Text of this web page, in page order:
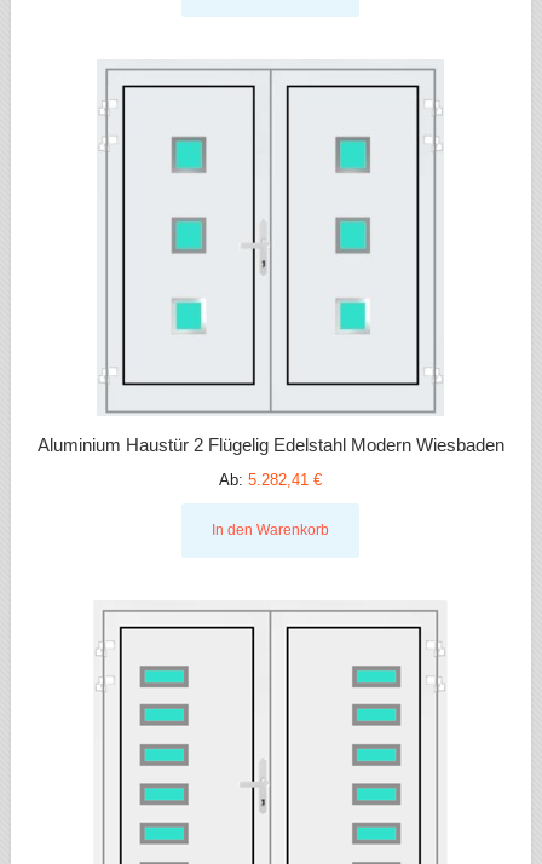
Aluminium Haustür 2 Flügelig Edelstahl Modern Wiesbaden
Ab:5.282,41 €
In den Warenkorb